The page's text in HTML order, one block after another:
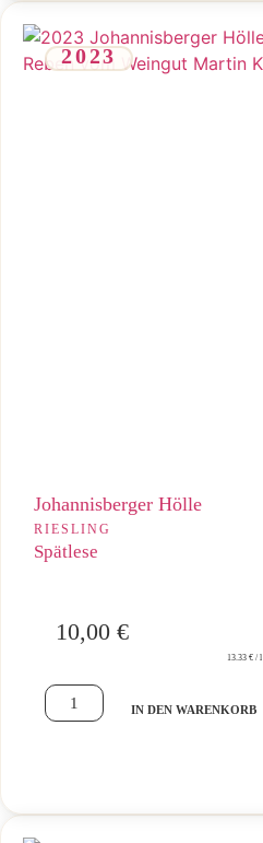
2023
Johannisberger Hölle
RIESLING
Spätlese
10,00 €
13.33 € / l
IN DEN WARENKORB